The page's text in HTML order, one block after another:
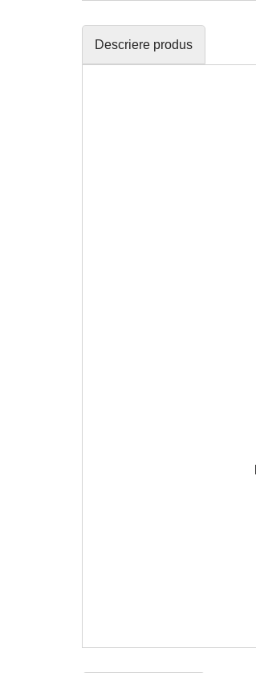
Descriere produs